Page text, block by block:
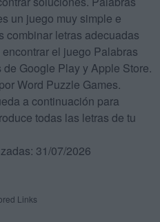
un juego muy simple e
combinar letras adecuadas
el juego Palabras
Google Play y Apple Store.
Word Puzzle Games.
a continuación para
todas las letras de tu
31/07/2026
Links